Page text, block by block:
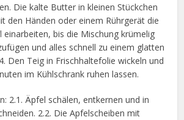
Die kalte Butter in kleinen Stückchen
den Händen oder einem Rührgerät die
einarbeiten, bis die Mischung krümelig
und alles schnell zu einem glatten
Den Teig in Frischhaltefolie wickeln und
im Kühlschrank ruhen lassen.
2.1. Äpfel schälen, entkernen und in
2.2. Die Apfelscheiben mit